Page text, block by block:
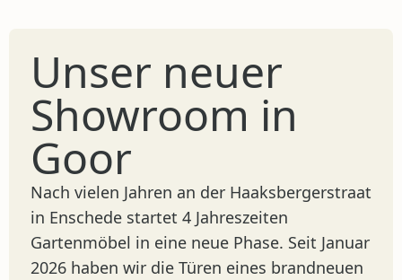
Unser neuer
Showroom in
Goor
Nach vielen Jahren an der Haaksbergerstraat
in Enschede startet 4 Jahreszeiten
Gartenmöbel in eine neue Phase. Seit Januar
2026 haben wir die Türen eines brandneuen